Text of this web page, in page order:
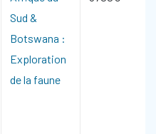
Sud &
Botswana :
Exploration
de la faune